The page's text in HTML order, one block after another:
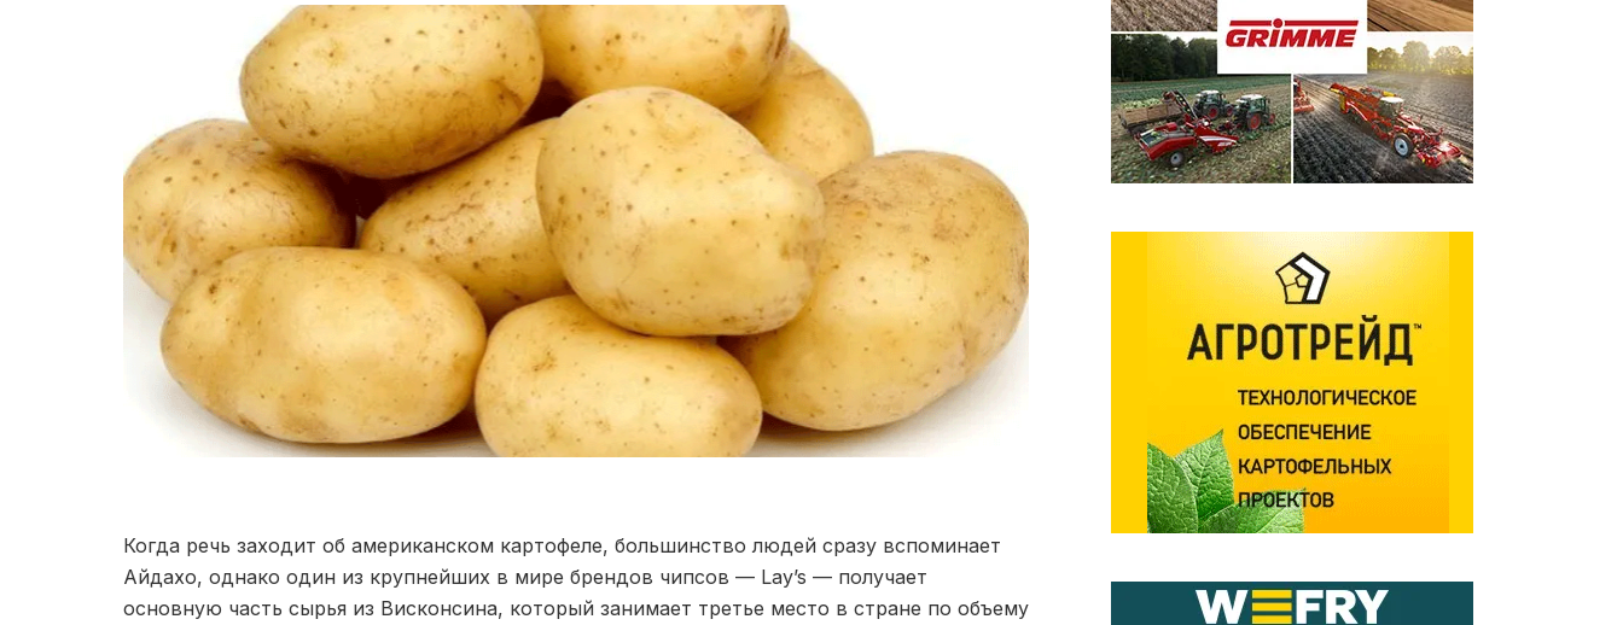
Когда речь заходит об американском картофеле, большинство людей сразу вспоминает
Айдахо, однако один из крупнейших в мире брендов чипсов — Lay’s — получает
основную часть сырья из Висконсина, который занимает третье место в стране по объему